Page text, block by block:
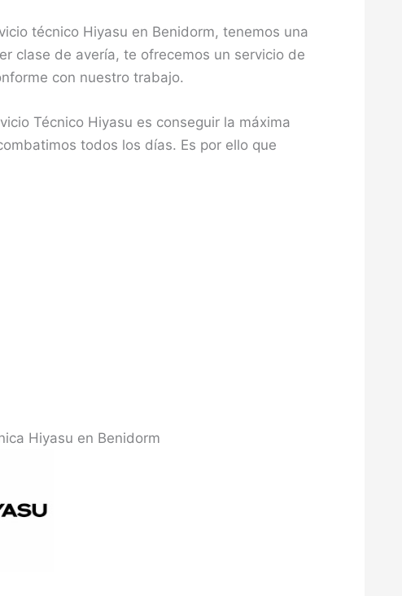
técnico Hiyasu en Benidorm, tenemos una
clase de avería, te ofrecemos un servicio de
con nuestro trabajo.
Técnico Hiyasu es conseguir la máxima
todos los días. Es por ello que
Hiyasu en Benidorm